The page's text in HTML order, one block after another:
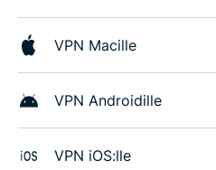
VPN Macille
VPN Androidille
VPN iOS:lle